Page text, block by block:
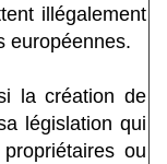
illégalement
européennes.
la création de
législation qui
ou